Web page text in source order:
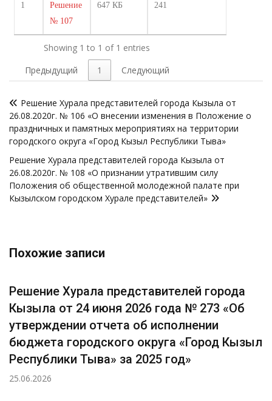
1
Решение
№ 107
647 КБ 241
Showing 1 to 1 of 1 entries
Предыдущий
1 Следующий
по
записям
Решение Хурала представителей города Кызыла от
26.08.2020г. № 106 «О внесении изменения в Положение о
праздничных и памятных мероприятиях на территории
городского округа «Город Кызыл Республики Тыва»
Решение Хурала представителей города Кызыла от
26.08.2020г. № 108 «О признании утратившим силу
Положения об общественной молодежной палате при
Кызылском городском Хурале представителей»
Похожие записи
Решение Хурала представителей города
Кызыла от 24 июня 2026 года № 273 «Об
утверждении отчета об исполнении
бюджета городского округа «Город Кызыл
Республики Тыва» за 2025 год»
25.06.2026